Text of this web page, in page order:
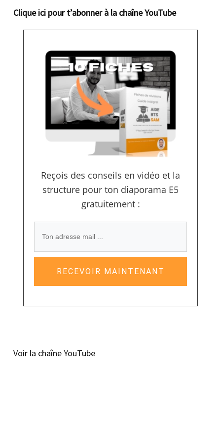
Clique ici pour t’abonner à la chaîne YouTube
Reçois des conseils en vidéo et la
structure pour ton diaporama E5
gratuitement :
RECEVOIR MAINTENANT
Voir la chaîne YouTube